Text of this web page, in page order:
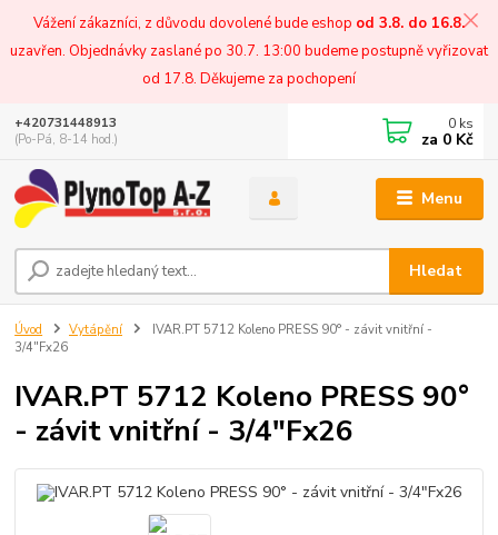
Vážení zákazníci, z důvodu dovolené bude eshop od 3.8. do 16.8.
uzavřen. Objednávky zaslané po 30.7. 13:00 budeme postupně vyřizovat
od 17.8. Děkujeme za pochopení
Menu
Hledat
+420731448913
(Po-Pá, 8-14 hod.)
0 ks
za 0 Kč
Úvod Vytápění
IVAR.PT 5712 Koleno PRESS 90° - závit vnitřní -
3/4"Fx26
IVAR.PT 5712 Koleno PRESS 90°
- závit vnitřní - 3/4"Fx26